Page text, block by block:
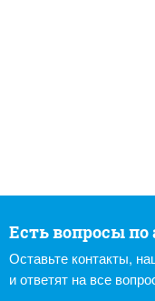
Есть вопросы по
Оставьте контакты,
и ответят на все